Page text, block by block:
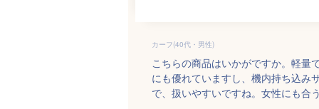
カーフ(40代・男性)
こちらの商品はいかがですか。軽量
にも優れていますし、機内持ち込み
で、扱いやすいですね。女性にも合